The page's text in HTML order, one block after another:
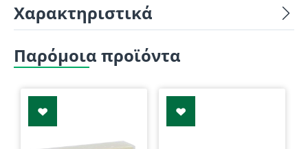
Χαρακτηριστικά
Παρόμοια προϊόντα